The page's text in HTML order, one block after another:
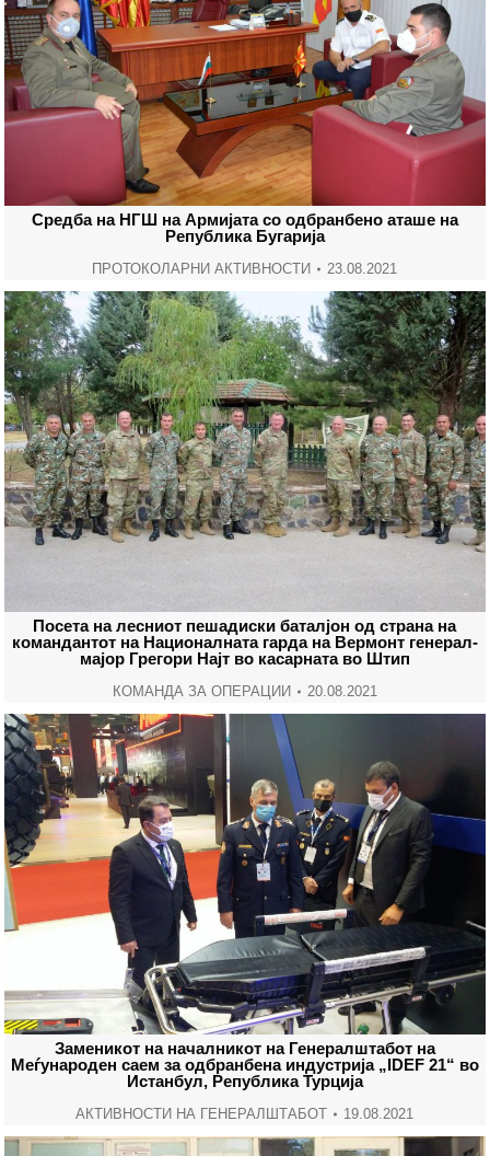
Средба на НГШ на Армијата со одбранбено аташе на
Република Бугарија
ПРОТОКОЛАРНИ АКТИВНОСТИ 23.08.2021
Посета на лесниот пешадиски баталјон од страна на
командантот на Националната гарда на Вермонт генерал-
мајор Грегори Најт во касарната во Штип
КОМАНДА ЗА ОПЕРАЦИИ 20.08.2021
Заменикот на началникот на Генералштабот на
Меѓународен саем за одбранбена индустрија „IDEF 21“ во
Истанбул, Република Турција
АКТИВНОСТИ НА ГЕНЕРАЛШТАБОТ 19.08.2021